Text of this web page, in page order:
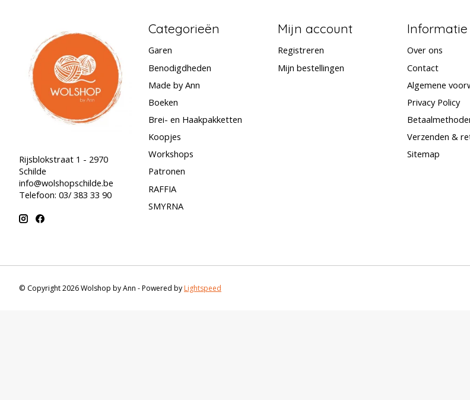
Rijsblokstraat 1 - 2970
Schilde
info@wolshopschilde.be
Telefoon: 03/ 383 33 90
Categorieën
Garen
Benodigdheden
Made by Ann
Boeken
Brei- en Haakpakketten
Koopjes
Workshops
Patronen
RAFFIA
SMYRNA
Mijn account
Registreren
Mijn bestellingen
Informatie
Over ons
Contact
Algemene
Privacy Policy
Verzenden &
Sitemap
© Copyright 2026 Wolshop by Ann - Powered byLightspeed